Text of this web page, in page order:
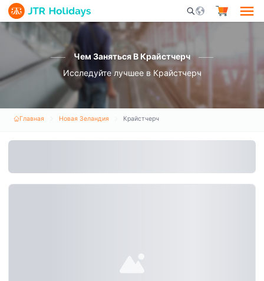
Mobile Search
Чем Заняться В Крайстчерч
Исследуйте лучшее в Крайстчерч
Главная Новая Зеландия Крайстчерч